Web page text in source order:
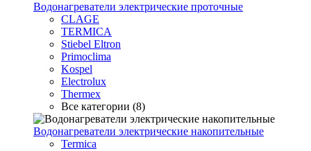
Водонагреватeли электрические проточные
CLAGE
TERMICA
Stiebel Eltron
Primoclima
Kospel
Electrolux
Thermex
Все категории (8)
Водонагреватели электрические накопительные
Termica